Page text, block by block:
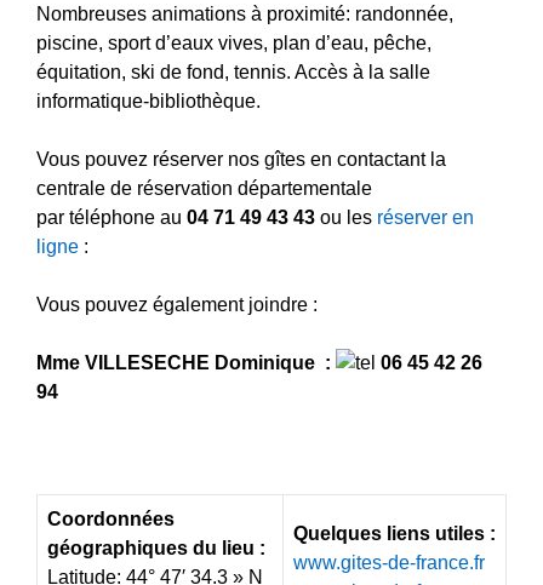
Nombreuses animations à proximité: randonnée,
piscine, sport d’eaux vives, plan d’eau, pêche,
équitation, ski de fond, tennis. Accès à la salle
informatique-bibliothèque.
Vous pouvez réserver nos gîtes en contactant la
centrale de réservation départementale
par téléphone au 04 71 49 43 43 ou les réserver en
ligne :
Vous pouvez également joindre :
Mme VILLESECHE Dominique :
06 45 42 26
94
Coordonnées
géographiques du lieu :
Latitude: 44° 47′ 34.3 » N
Quelques liens utiles :
www.gites-de-france.fr